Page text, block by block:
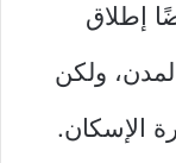
إطلاق
ولكن
الإسكان.